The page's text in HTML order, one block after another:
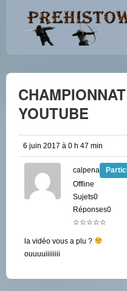
YOUTUBE
6 juin 2017 à 0 h 47 min
calpena
Offline
Sujets0
Réponses0
☆☆☆☆☆
la vidéo vous a plu ?
ouuuuiiiiiiii